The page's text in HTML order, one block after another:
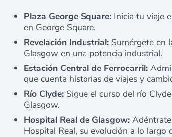
Plaza George Square: Inicia tu viaje
en George Square.
Revelación Industrial: Sumérgete en
Glasgow en una potencia industrial.
Estación Central de Ferrocarril:
que cuenta historias de viajes y
Río Clyde: Sigue el curso del río
Glasgow.
Hospital Real de Glasgow:
Hospital Real, su evolución a lo largo